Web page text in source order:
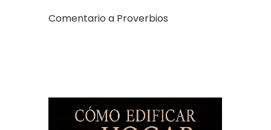
Comentario a Proverbios